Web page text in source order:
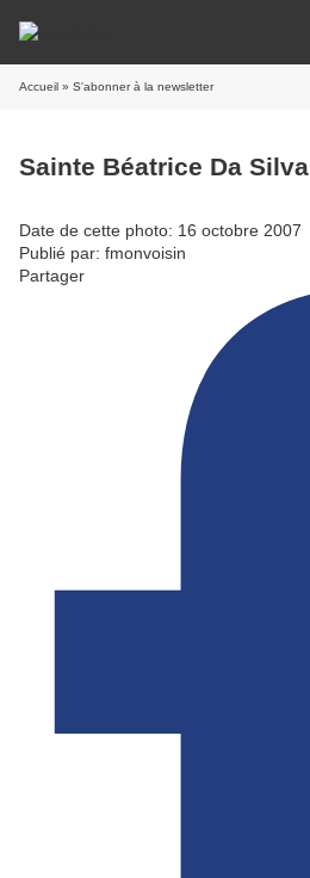
Accueil » S'abonner à la newsletter
Sainte Béatrice Da Silva
Date de cette photo: 16 octobre 2007
Publié par: fmonvoisin
Partager